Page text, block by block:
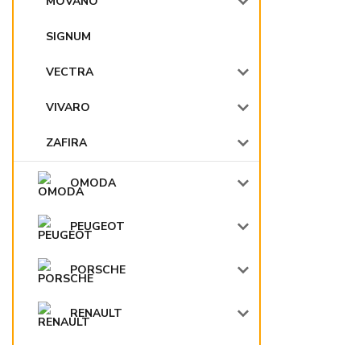
SIGNUM
VECTRA
VIVARO
ZAFIRA
OMODA
PEUGEOT
PORSCHE
RENAULT